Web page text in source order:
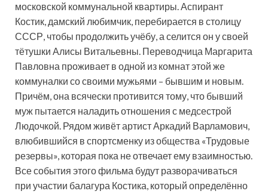
московской коммунальной квартиры. Аспирант
Костик, дамский любимчик, перебирается в столицу
СССР, чтобы продолжить учёбу, а селится он у своей
тётушки Алисы Витальевны. Переводчица Маргарита
Павловна проживает в одной из комнат этой же
коммуналки со своими мужьями – бывшим и новым.
Причём, она всячески противится тому, что бывший
муж пытается наладить отношения с медсестрой
Людочкой. Рядом живёт артист Аркадий Варламович,
влюбившийся в спортсменку из общества «Трудовые
резервы», которая пока не отвечает ему взаимностью.
Все события этого фильма будут разворачиваться
при участии балагура Костика, который определённо